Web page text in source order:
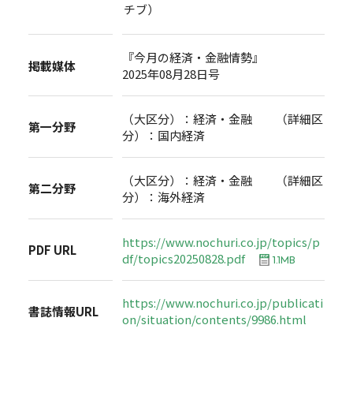
チブ）
掲載媒体
『今月の経済・金融情勢』
2025年08月28日号
第一分野
（大区分）：経済・金融 （詳細区
分）：国内経済
第二分野
（大区分）：経済・金融 （詳細区
分）：海外経済
PDF URL
https://www.nochuri.co.jp/topics/p
df/topics20250828.pdf
1.1MB
書誌情報URL
https://www.nochuri.co.jp/publicati
on/situation/contents/9986.html